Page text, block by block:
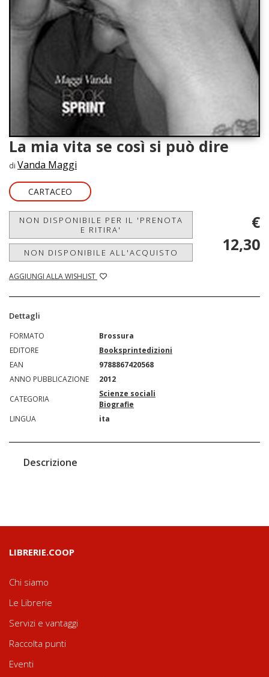
La mia vita se così si può dire
di Vanda Maggi
CARTACEO
NON DISPONIBILE PER IL 'PRENOTA
E RITIRA'
NON DISPONIBILE ALL'ACQUISTO
AGGIUNGI ALLA WISHLIST
€
12,30
Dettagli
FORMATO
Brossura
EDITORE
Booksprintedizioni
EAN
9788867420568
ANNO PUBBLICAZIONE
2012
CATEGORIA
Scienze sociali
Biografie
LINGUA
ita
Descrizione
LIBRERIE.COOP
Chi siamo
Le Librerie
Servizi e vantaggi
Raccolta punti
Eventi